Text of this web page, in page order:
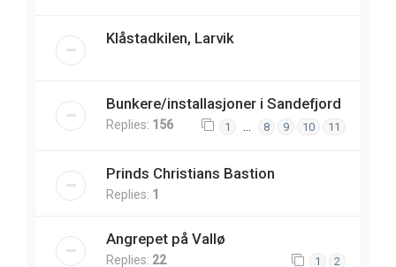
Klåstadkilen, Larvik
Bunkere/installasjoner i Sandefjord
Replies: 156 1 8 9 10 11
Prinds Christians Bastion
Replies: 1
Angrepet på Vallø
Replies: 22 1 2